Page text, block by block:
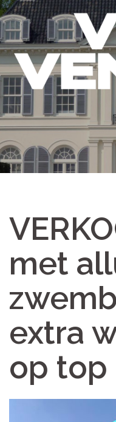
Skip
to
content
met
extra
op top